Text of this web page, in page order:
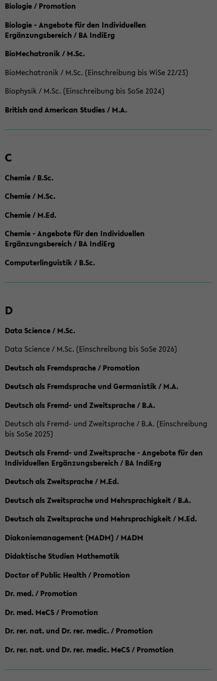
Biologie / Promotion
Biologie - Angebote für den Individuellen
Ergänzungsbereich / BA IndiErg
BioMechatronik / M.Sc.
BioMechatronik / M.Sc. (Einschreibung bis WiSe 22/23)
Biophysik / M.Sc. (Einschreibung bis SoSe 2024)
British and American Studies / M.A.
C
Chemie / B.Sc.
Chemie / M.Sc.
Chemie / M.Ed.
Chemie - Angebote für den Individuellen
Ergänzungsbereich / BA IndiErg
Computerlinguistik / B.Sc.
D
Data Science / M.Sc.
Data Science / M.Sc. (Einschreibung bis SoSe 2026)
Deutsch als Fremdsprache / Promotion
Deutsch als Fremdsprache und Germanistik / M.A.
Deutsch als Fremd- und Zweitsprache / B.A.
Deutsch als Fremd- und Zweitsprache / B.A. (Einschreibung
bis SoSe 2025)
Deutsch als Fremd- und Zweitsprache - Angebote für den
Individuellen Ergänzungsbereich / BA IndiErg
Deutsch als Zweitsprache / M.Ed.
Deutsch als Zweitsprache und Mehrsprachigkeit / B.A.
Deutsch als Zweitsprache und Mehrsprachigkeit / M.Ed.
Diakoniemanagement (MADM) / MADM
Didaktische Studien Mathematik
Doctor of Public Health / Promotion
Dr. med. / Promotion
Dr. med. MeCS / Promotion
Dr. rer. nat. und Dr. rer. medic. / Promotion
Dr. rer. nat. und Dr. rer. medic. MeCS / Promotion